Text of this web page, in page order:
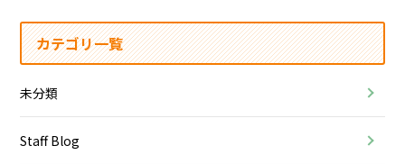
カテゴリ一覧
未分類
Staff Blog